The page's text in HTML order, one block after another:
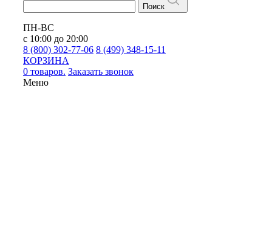
Поиск
ПН-ВС
с 10:00 до 20:00
8 (800) 302-77-06 8 (499) 348-15-11
КОРЗИНА
0 товаров. Заказать звонок
Меню